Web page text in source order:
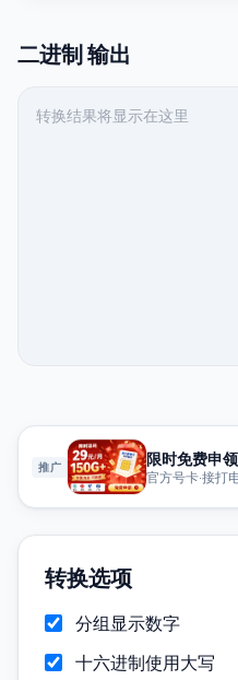
二进制输出
推广 限时免费申
官方号卡·接打
转换选项
分组显示数字
十六进制使用大写